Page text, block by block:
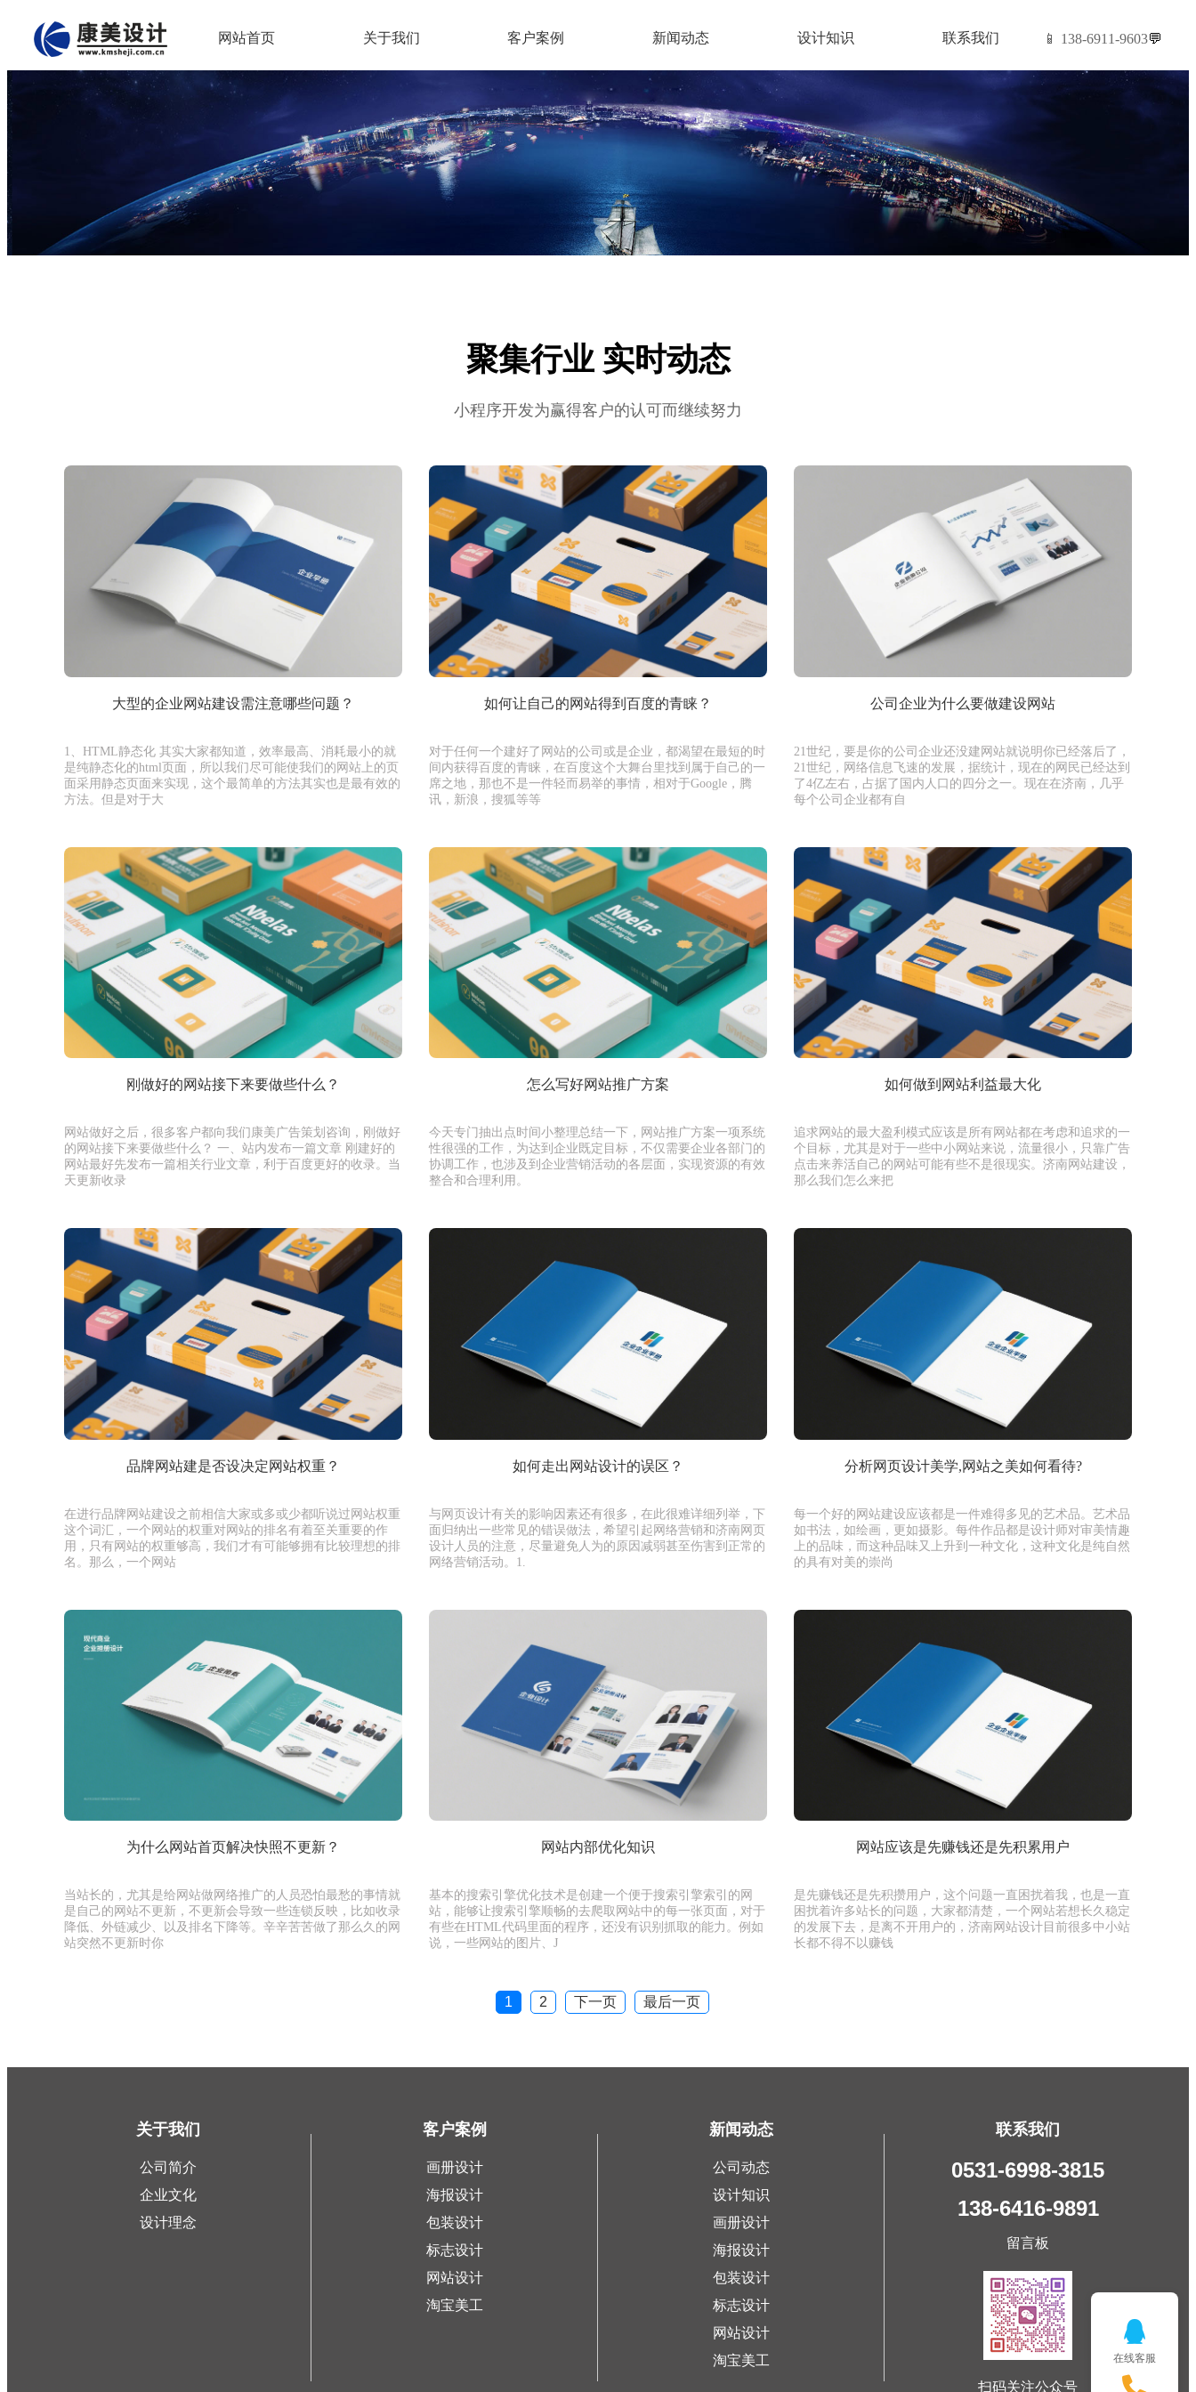
网站首页 关于我们 客户案例 新闻动态 设计知识 联系我们 📱 138-6911-9603💬
聚集行业 实时动态
小程序开发为赢得客户的认可而继续努力
大型的企业网站建设需注意哪些问题？
1、HTML静态化 其实大家都知道，效率最高、消耗最小的就
是纯静态化的html页面，所以我们尽可能使我们的网站上的页
面采用静态页面来实现，这个最简单的方法其实也是最有效的
方法。但是对于大
如何让自己的网站得到百度的青睐？
对于任何一个建好了网站的公司或是企业，都渴望在最短的时
间内获得百度的青睐，在百度这个大舞台里找到属于自己的一
席之地，那也不是一件轻而易举的事情，相对于Google，腾
讯，新浪，搜狐等等
公司企业为什么要做建设网站
21世纪，要是你的公司企业还没建网站就说明你已经落后了，
21世纪，网络信息飞速的发展，据统计，现在的网民已经达到
了4亿左右，占据了国内人口的四分之一。现在在济南，几乎
每个公司企业都有自
刚做好的网站接下来要做些什么？
网站做好之后，很多客户都向我们康美广告策划咨询，刚做好
的网站接下来要做些什么？ 一、站内发布一篇文章 刚建好的
网站最好先发布一篇相关行业文章，利于百度更好的收录。当
天更新收录
怎么写好网站推广方案
今天专门抽出点时间小整理总结一下，网站推广方案一项系统
性很强的工作，为达到企业既定目标，不仅需要企业各部门的
协调工作，也涉及到企业营销活动的各层面，实现资源的有效
整合和合理利用。
如何做到网站利益最大化
追求网站的最大盈利模式应该是所有网站都在考虑和追求的一
个目标，尤其是对于一些中小网站来说，流量很小，只靠广告
点击来养活自己的网站可能有些不是很现实。济南网站建设，
那么我们怎么来把
品牌网站建是否设决定网站权重？
在进行品牌网站建设之前相信大家或多或少都听说过网站权重
这个词汇，一个网站的权重对网站的排名有着至关重要的作
用，只有网站的权重够高，我们才有可能够拥有比较理想的排
名。那么，一个网站
如何走出网站设计的误区？
与网页设计有关的影响因素还有很多，在此很难详细列举，下
面归纳出一些常见的错误做法，希望引起网络营销和济南网页
设计人员的注意，尽量避免人为的原因减弱甚至伤害到正常的
网络营销活动。1.
分析网页设计美学,网站之美如何看待?
每一个好的网站建设应该都是一件难得多见的艺术品。艺术品
如书法，如绘画，更如摄影。每件作品都是设计师对审美情趣
上的品味，而这种品味又上升到一种文化，这种文化是纯自然
的具有对美的崇尚
为什么网站首页解决快照不更新？
当站长的，尤其是给网站做网络推广的人员恐怕最愁的事情就
是自己的网站不更新，不更新会导致一些连锁反映，比如收录
降低、外链减少、以及排名下降等。辛辛苦苦做了那么久的网
站突然不更新时你
网站内部优化知识
基本的搜索引擎优化技术是创建一个便于搜索引擎索引的网
站，能够让搜索引擎顺畅的去爬取网站中的每一张页面，对于
有些在HTML代码里面的程序，还没有识别抓取的能力。例如
说，一些网站的图片、J
网站应该是先赚钱还是先积累用户
是先赚钱还是先积攒用户，这个问题一直困扰着我，也是一直
困扰着许多站长的问题，大家都清楚，一个网站若想长久稳定
的发展下去，是离不开用户的，济南网站设计目前很多中小站
长都不得不以赚钱
1 2 下一页 最后一页
关于我们
公司简介
企业文化
设计理念
客户案例
画册设计
海报设计
包装设计
标志设计
网站设计
淘宝美工
新闻动态
公司动态
设计知识
画册设计
海报设计
包装设计
标志设计
网站设计
淘宝美工
联系我们
0531-6998-3815
138-6416-9891
留言板
扫码关注公众号
在线客服